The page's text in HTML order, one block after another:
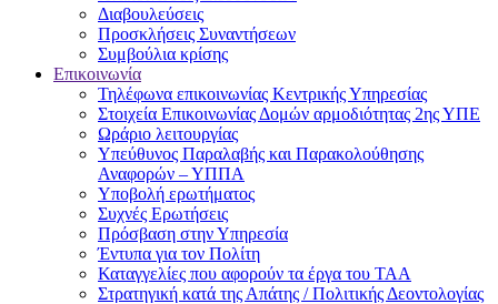
Διαβουλεύσεις
Προσκλήσεις Συναντήσεων
Συμβούλια κρίσης
Επικοινωνία
Τηλέφωνα επικοινωνίας Κεντρικής Υπηρεσίας
Στοιχεία Επικοινωνίας Δομών αρμοδιότητας 2ης ΥΠΕ
Ωράριο λειτουργίας
Υπεύθυνος Παραλαβής και Παρακολούθησης
Αναφορών – ΥΠΠΑ
Υποβολή ερωτήματος
Συχνές Ερωτήσεις
Πρόσβαση στην Υπηρεσία
Έντυπα για τον Πολίτη
Καταγγελίες που αφορούν τα έργα του ΤΑΑ
Στρατηγική κατά της Απάτης / Πολιτικής Δεοντολογίας